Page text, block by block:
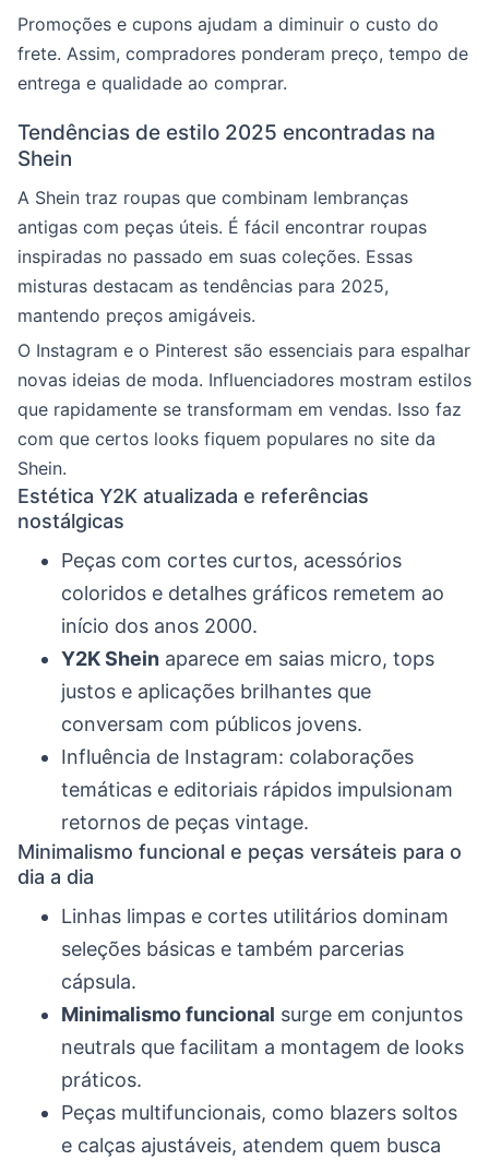
Promoções e cupons ajudam a diminuir o custo do
frete. Assim, compradores ponderam preço, tempo de
entrega e qualidade ao comprar.
Tendências de estilo 2025 encontradas na
Shein
A Shein traz roupas que combinam lembranças
antigas com peças úteis. É fácil encontrar roupas
inspiradas no passado em suas coleções. Essas
misturas destacam as tendências para 2025,
mantendo preços amigáveis.
O Instagram e o Pinterest são essenciais para espalhar
novas ideias de moda. Influenciadores mostram estilos
que rapidamente se transformam em vendas. Isso faz
com que certos looks fiquem populares no site da
Shein.
Estética Y2K atualizada e referências
nostálgicas
Peças com cortes curtos, acessórios
coloridos e detalhes gráficos remetem ao
início dos anos 2000.
Y2K Shein aparece em saias micro, tops
justos e aplicações brilhantes que
conversam com públicos jovens.
Influência de Instagram: colaborações
temáticas e editoriais rápidos impulsionam
retornos de peças vintage.
Minimalismo funcional e peças versáteis para o
dia a dia
Linhas limpas e cortes utilitários dominam
seleções básicas e também parcerias
cápsula.
Minimalismo funcional surge em conjuntos
neutrals que facilitam a montagem de looks
práticos.
Peças multifuncionais, como blazers soltos
e calças ajustáveis, atendem quem busca